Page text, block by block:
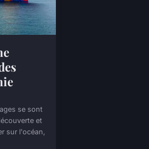
se sont
et
sur l'océan,